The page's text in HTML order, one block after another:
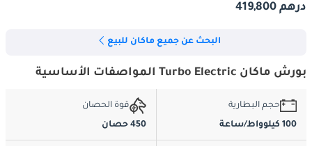
درهم 419,800
البحث عن جميع ماكان للبيع
بورش ماكان Turbo Electric المواصفات الأساسية
حجم البطارية
100 كيلوواط/ساعة
قوة الحصان
450 حصان